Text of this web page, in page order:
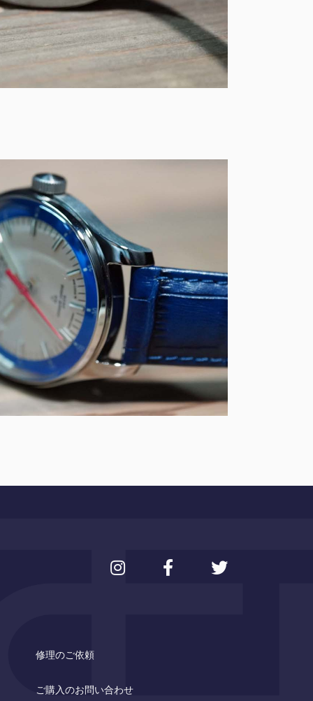
修理のご依頼
ご購入のお問い合わせ